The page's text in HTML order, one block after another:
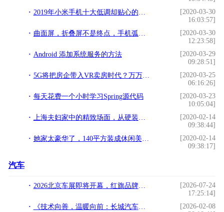
2019年小米手机十大低调却贴心的功能，你用过多少？
[2020-03-30
16:03:57]
曲面屏，折叠屏不是终点，手机弧形屏也来了
[2020-03-30
12:23:58]
Android 添加系统服务的方法
[2020-03-29
09:28:51]
5G将把房企带入VR卖房时代？万万没想到，VR被直播截胡了
[2020-03-25
06:16:26]
每天花费一个小时学习Spring源代码
[2020-03-23
10:05:04]
上海夫妇家中的精致场面，从硬装到软装，有点小贵但很高级
[2020-02-14
09:38:44]
她家太豪华了，140平方装成休闲美式，满屋雍容华贵，场面很精美
[2020-02-14
09:38:17]
汽车
2026北京车展即将开幕，红旗品牌将发布多款战略车型
[2026-07-24
17:25:14]
《技术向善，温暖向前：长城汽车冰雪欢乐周正式开启》
[2026-02-08